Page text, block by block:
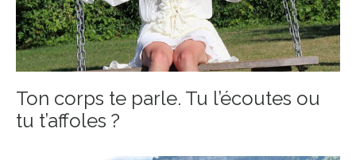
Ton corps te parle. Tu l’écoutes ou
tu t’affoles ?